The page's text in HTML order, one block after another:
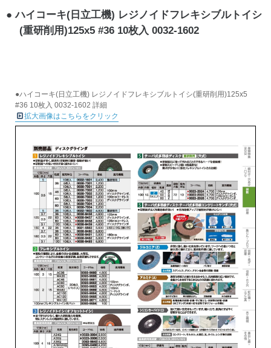
ハイコーキ(日立工機) レジノイドフレキシブルトイシ
(重研削用)125x5 #36 10枚入 0032-1602
●ハイコーキ(日立工機) レジノイドフレキシブルトイシ(重研削用)125x5
#36 10枚入 0032-1602 詳細
拡大画像はこちらをクリック